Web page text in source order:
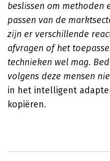
beslissen om methoden
passen van de
zijn er verschillende
afvragen of het
technieken wel mag.
volgens deze mensen
in het intelligent
kopiëren.